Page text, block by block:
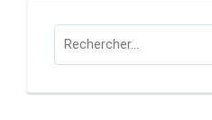
Rechercher :